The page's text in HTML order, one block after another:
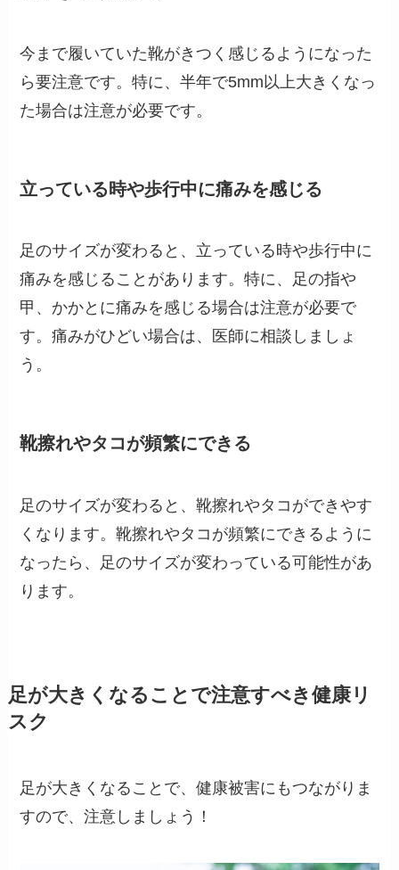
今まで履いていた靴がきつく感じるようになった
ら要注意です。特に、半年で5mm以上大きくなっ
た場合は注意が必要です。
立っている時や歩行中に痛みを感じる
足のサイズが変わると、立っている時や歩行中に
痛みを感じることがあります。特に、足の指や
甲、かかとに痛みを感じる場合は注意が必要で
す。痛みがひどい場合は、医師に相談しましょ
う。
靴擦れやタコが頻繁にできる
足のサイズが変わると、靴擦れやタコができやす
くなります。靴擦れやタコが頻繁にできるように
なったら、足のサイズが変わっている可能性があ
ります。
足が大きくなることで注意すべき健康リ
スク
足が大きくなることで、健康被害にもつながりま
すので、注意しましょう！